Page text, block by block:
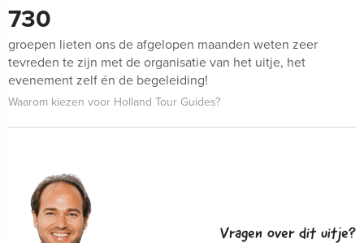
730
groepen lieten ons de afgelopen maanden weten zeer
tevreden te zijn met de organisatie van het uitje, het
evenement zelf én de begeleiding!
Waarom kiezen voor Holland Tour Guides?
Vragen over dit uitje?